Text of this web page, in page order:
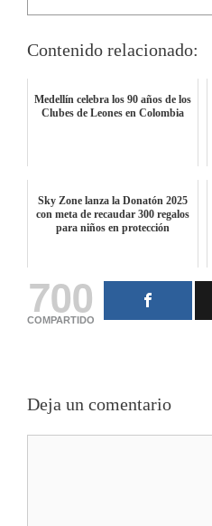
Contenido relacionado:
Medellín celebra los 90 años de los
Clubes de Leones en Colombia
Sky Zone lanza la Donatón 2025
con meta de recaudar 300 regalos
para niños en protección
700
COMPARTIDO
Deja un comentario